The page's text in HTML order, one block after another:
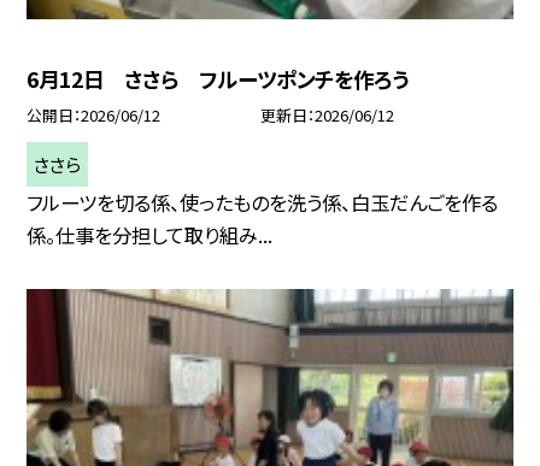
6月12日 ささら フルーツポンチを作ろう
公開日 2026/06/12 更新日 2026/06/12
ささら
フルーツを切る係、使ったものを洗う係、白玉だんごを作る
係。仕事を分担して取り組み...